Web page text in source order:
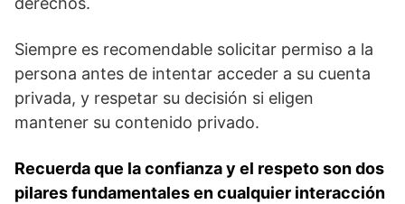
Siempre es recomendable solicitar permiso a la
persona antes de intentar acceder a su cuenta
privada, y respetar‍ su decisión si eligen
mantener su ​contenido privado.
Recuerda⁤ que la confianza y el respeto son dos
pilares fundamentales en cualquier interacción